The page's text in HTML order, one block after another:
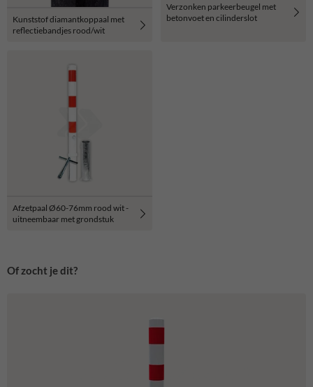
Kunststof diamantkoppaal met
reflectiebandjes rood/wit
Verzonken parkeerbeugel met
betonvoet en cilinderslot
Afzetpaal Ø60-76mm rood wit -
uitneembaar met grondstuk
Of zocht je dit?